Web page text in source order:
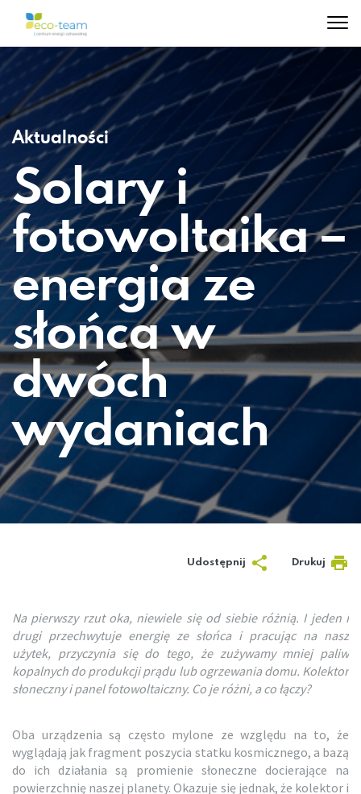
Aktualności
Solary i
fotowoltaika –
energia ze
słońca w
dwóch
wydaniach
Udostępnij Drukuj
Na pierwszy rzut oka, niewiele się od siebie różnią. I jeden i
drugi przechwytuje energię ze słońca i pracując na nasz
użytek, przyczynia się do tego, że zużywamy mniej paliw
kopalnych do produkcji prądu lub ogrzewania domu. Kolektor
słoneczny i panel fotowoltaiczny. Co je różni, a co łączy?
Oba urządzenia są często mylone ze względu na to, że
wyglądają jak fragment poszycia statku kosmicznego, a bazą
do ich działania są promienie słoneczne docierające na
powierzchnię naszej planety. Okazuje się jednak, że kolektor i